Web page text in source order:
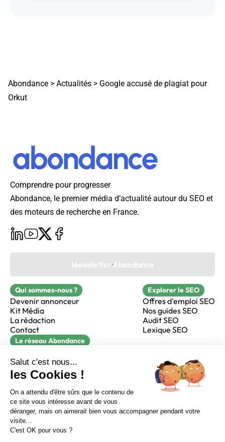
Sur LinkedIn Sur Youtube
Sur X Sur Facebook
Abondance > Actualités > Google accusé de plagiat pour
Orkut
Comprendre pour progresser
Abondance, le premier média d’actualité autour du SEO et
des moteurs de recherche en France.
Newsletter Abondance
Qui sommes-nous ?
Devenir annonceur
Kit Média
La rédaction
Contact
Explorer le SEO
Offres d'emploi SEO
Nos guides SEO
Audit SEO
Lexique SEO
Le réseau Abondance
Réacteur
alfie formation